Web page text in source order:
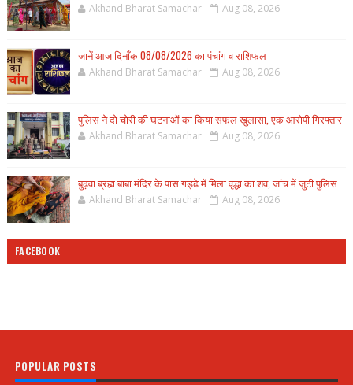
Akhand Bharat Samachar Aug 08, 2026
जानें आज दिनाँक 08/08/2026 का पंचांग व राशिफल
Akhand Bharat Samachar Aug 08, 2026
पुलिस ने दो चोरी की घटनाओं का किया सफल खुलासा, एक आरोपी गिरफ्तार
Akhand Bharat Samachar Aug 08, 2026
बुढ़वा ब्रह्म बाबा मंदिर के पास गड्ढे में मिला वृद्धा का शव, जांच में जुटी पुलिस
Akhand Bharat Samachar Aug 08, 2026
FACEBOOK
POPULAR POSTS